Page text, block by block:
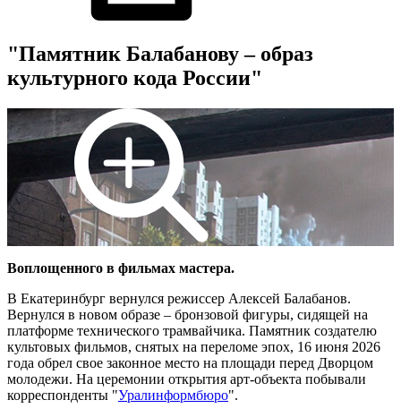
"Памятник Балабанову – образ
культурного кода России"
Воплощенного в фильмах мастера.
В Екатеринбург вернулся режиссер Алексей Балабанов.
Вернулся в новом образе – бронзовой фигуры, сидящей на
платформе технического трамвайчика. Памятник создателю
культовых фильмов, снятых на переломе эпох, 16 июня 2026
года обрел свое законное место на площади перед Дворцом
молодежи. На церемонии открытия арт-объекта побывали
корреспонденты "Уралинформбюро".